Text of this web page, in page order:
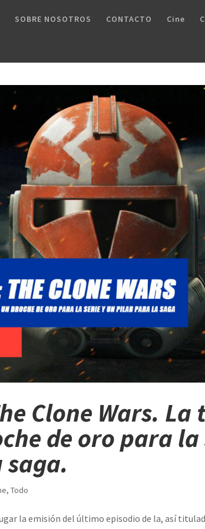
SOBRE NOSOTROS CONTACTO Cine
Clone Wars.
de oro para la
, Todo
la emisión del último episodio de la, así